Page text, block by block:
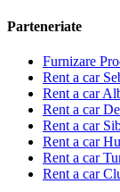
Parteneriate
Furnizare
Rent a car
Rent a car
Rent a car
Rent a car
Rent a car
Rent a car
Rent a car